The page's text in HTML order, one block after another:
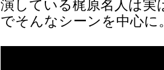
演している梶原名人は
でそんなシーンを中心に